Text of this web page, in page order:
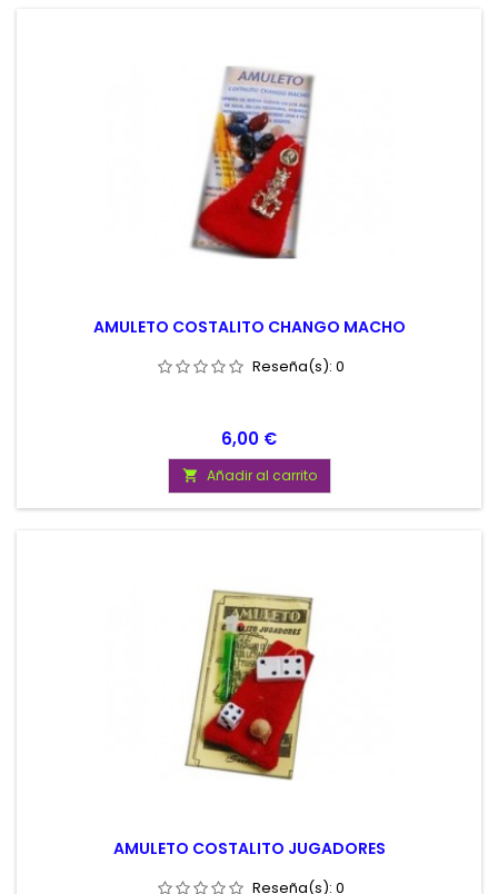
AMULETO COSTALITO CHANGO MACHO
Reseña(s): 0
Precio
6,00 €
 Añadir al carrito
AMULETO COSTALITO JUGADORES
Reseña(s): 0